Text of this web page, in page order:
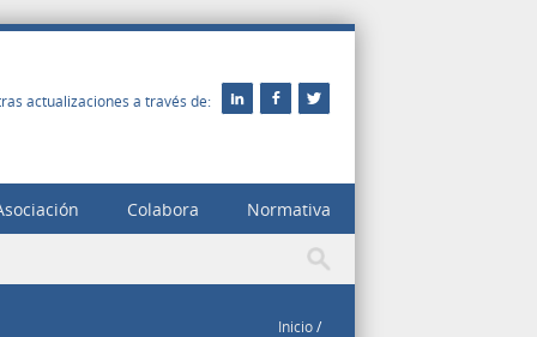
actualizaciones a través de:
Colabora Normativa
Inicio/